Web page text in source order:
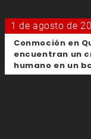
1 de agosto de
Conmoción en
encuentran un
humano en un